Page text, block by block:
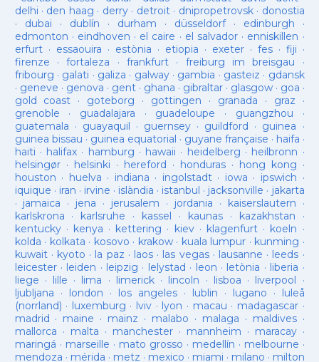
delhi · den haag · derry· detroit· dnipropetrovsk· donostia
· dubai · dublín · durham · düsseldorf· edinburgh ·
edmonton · eindhoven · el caire · el salvador · enniskillen ·
erfurt· essaouira · estònia · etiopia · exeter· fes· fiji ·
firenze ·fortaleza · frankfurt· freiburg im breisgau ·
fribourg · galati · galiza · galway· gambia · gasteiz · gdansk
· geneve · genova · gent· ghana · gibraltar· glasgow· goa ·
gold coast · goteborg · gottingen · granada · graz ·
grenoble · guadalajara · guadeloupe · guangzhou ·
guatemala · guayaquil · guernsey· guildford · guinea ·
guinea bissau · guinea equatorial · guyane française · haifa ·
haiti · halifax · hamburg · hawaii · heidelberg · heilbronn ·
helsingør· helsinki · hereford · honduras· hong kong ·
houston · huelva · indiana · ingolstadt· iowa · ipswich ·
iquique · iran · irvine · islàndia · istanbul · jacksonville · jakarta
· jamaica · jena · jerusalem · jordania · kaiserslautern ·
karlskrona · karlsruhe · kassel · kaunas· kazakhstan ·
kentucky· kenya · kettering · kiev· klagenfurt · koeln ·
kolda · kolkata · kosovo · krakow· kuala lumpur · kunming ·
kuwait· kyoto · la paz · laos· las vegas· lausanne · leeds ·
leicester· leiden · leipzig · lelystad · leon · letònia · liberia ·
liege · lille · lima · limerick· lincoln · lisboa · liverpool ·
ljubljana · london · los angeles· lublin · lugano · luleå
(norrland) · luxemburg · lviv · lyon · macau · madagascar·
madrid · maine · mainz · malabo · malaga · maldives·
mallorca · malta · manchester· mannheim · maracay·
maringá · marseille · mato grosso · medellín · melbourne ·
mendoza · mérida · metz · mexico · miami · milano · milton